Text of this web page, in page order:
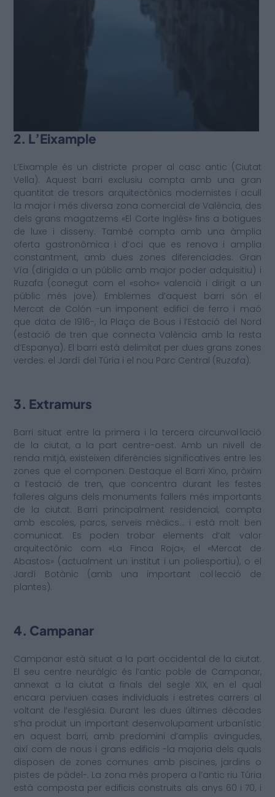
2. L’Eixample
L’Eixample és un districte proper al casc antic (Ciutat
Vella). Aquest barri exclusiu compta amb una gran
quantitat de tresors arquitectònics modernistes i acull
la major i més diversa zona comercial de València, des
dels grans magatzems «El Corte Inglés» fins a botigues
de luxe i disseny. També compta amb una àmplia
oferta gastronòmica i d’oci que es renova i amplia
constantment, amb dues zones diferenciades: Gran
Vía (dirigida a un públic amb major poder adquisitiu) i
Ruzafa (conegut com el «soho» valencià i dirigit a un
públic més jove). Emblemes d’aquest barri són el
Mercat de Colón -un imponent edifici de ferro i maó
que data de 1916-, la Plaça de Bous i l’Estació del Nord
(estació de tren que connecta València amb la resta
d’Espanya). El barri està delimitat per dues grans zones
verdes: el Jardí del Túria i el nou Parc Central (Ruzafa).
3. Extramurs
Barri situat entre la primera i la tercera circunval·lació
de la ciutat, a la part centre-oest. Amb un nivell de
renda mitjà, existeixen diferències significatives entre les
zones que el componen. Destaque el Barri Xino, pròxim
a l’estació de tren, que concentra durant les festes
falleres alguns dels monuments fallers més importants
de la ciutat. Barri principalment residencial, compta
amb escoles, parcs, serveis mèdics… i està molt ben
comunicat. Es poden trobar elements d’alt valor
arquitectònic com «La Finca Roja», el «Mercat de
Abastos» (actualment un institut i un poliesportiu), o el
Jardí Botànic (amb una important col·lecció de
plantes).
4. Campanar
Campanar està situat a la part occidental de la ciutat.
El seu centre neuràlgic és l’antic poble de Campanar,
annexat a la ciutat a finals del segle XIX, en el qual
encara perviuen cases individuals i estretes carrers al
voltant de l’església. Durant les dues últimes dècades
s’ha produït un important desenvolupament urbanístic
en aquest barri, amb predomini d’amplis avingudes,
així com de nous i grans edificis -la majoria dels quals
disposen de zones comunes amb piscines, jardins o
pistes de pàdel-. La zona més propera a l’antic riu Túria
està composta per edificis construïts als anys 60 i 70, i